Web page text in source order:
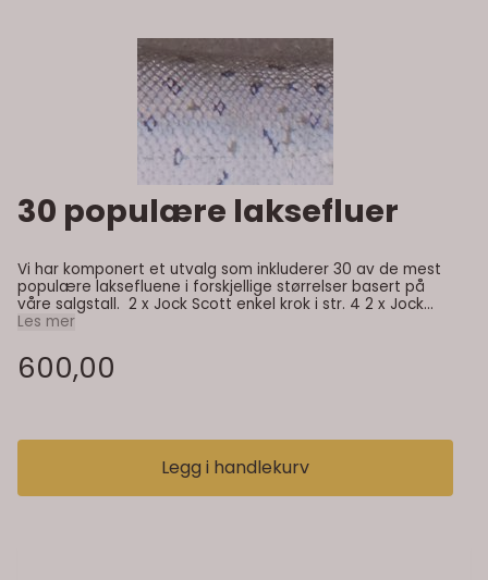
30 populære laksefluer
Vi har komponert et utvalg som inkluderer 30 av de mest
populære laksefluene i forskjellige størrelser basert på
våre salgstall. 2 x Jock Scott enkel krok i str. 4 2 x Jock
Scott enkel krok i str. 6 2 x Jock Scott enkel krok i str. 8 2 x
str. 6 2 x Green highlander enkel krok i str. 8 2 x Green
highlander dobbel krok i str. 8 2 x Peter Rose dobbel krok i
krok i str. 4 2 x Thunder & lightning dobbel krok i str. 6 2 x
Gold cossebom enkel krok i str. 8
Les mer
600,00
Legg i handlekurv